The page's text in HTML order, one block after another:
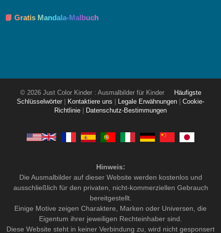
📘 Gratis Mandala-Malbuch
© 2026 Just Color Kinder : Ausmalbilder für Kinder
Häufigste
Schlüsselwörter
Kontaktiere uns Legale Erwähnungen
Cookie-
Richtlinie
Datenschutz-Bestimmungen
Hinweis:
Die Ausmalbilder auf dieser Website werden kostenlos und
ausschließlich für den privaten, nicht-kommerziellen Gebrauch
bereitgestellt.
Einige Motive zeigen Charaktere, Marken oder Universen, die
Eigentum ihrer jeweiligen Rechteinhaber sind.
Diese Website steht in keiner Verbindung zu, wird nicht gesponsert